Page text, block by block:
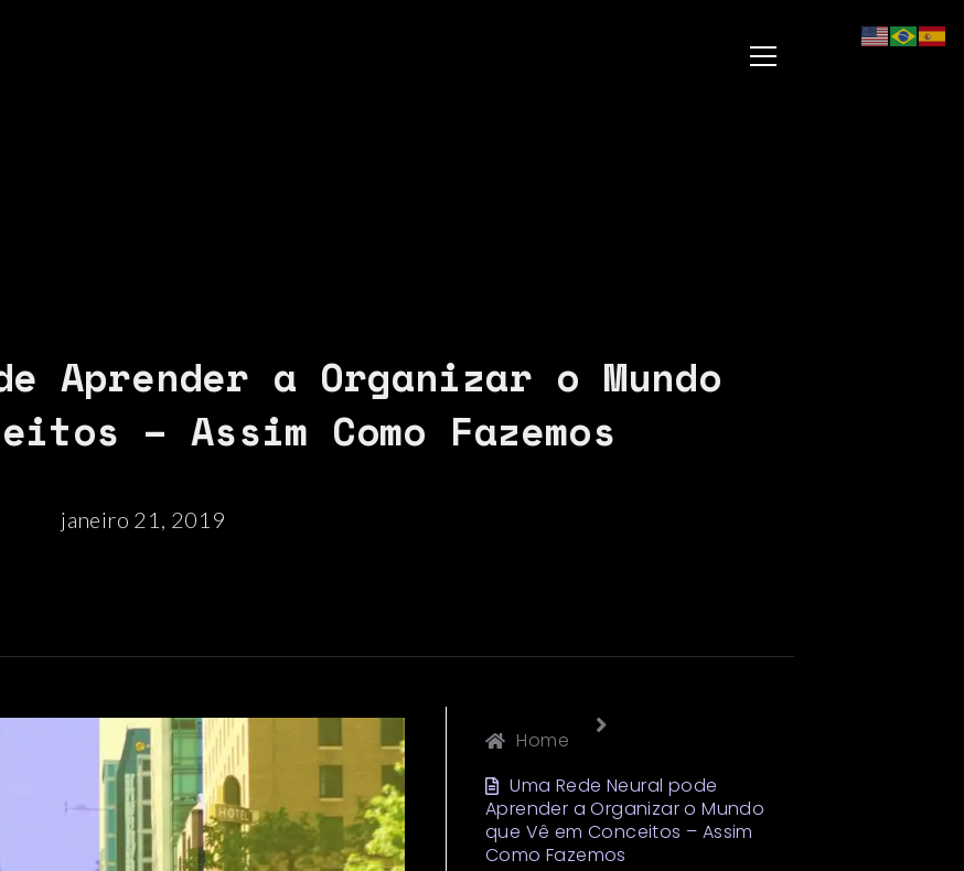
Aprender a Organizar o Mundo
– Assim Como Fazemos
janeiro 21, 2019
Home
Uma Rede Neural pode
Aprender a Organizar o Mundo
que Vê em Conceitos – Assim
Como Fazemos